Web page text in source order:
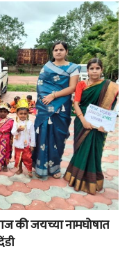
की जयच्या नामघोषात